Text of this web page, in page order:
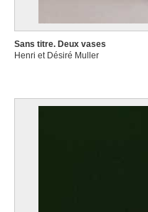
Sans titre. Deux vases
Henri et Désiré Muller